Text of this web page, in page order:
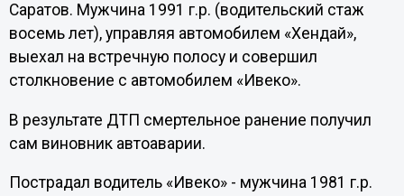
Саратов. Мужчина 1991 г.р. (водительский стаж
восемь лет), управляя автомобилем «Хендай»,
выехал на встречную полосу и совершил
столкновение с автомобилем «Ивеко».
В результате ДТП смертельное ранение получил
сам виновник автоаварии.
Пострадал водитель «Ивеко» - мужчина 1981 г.р.